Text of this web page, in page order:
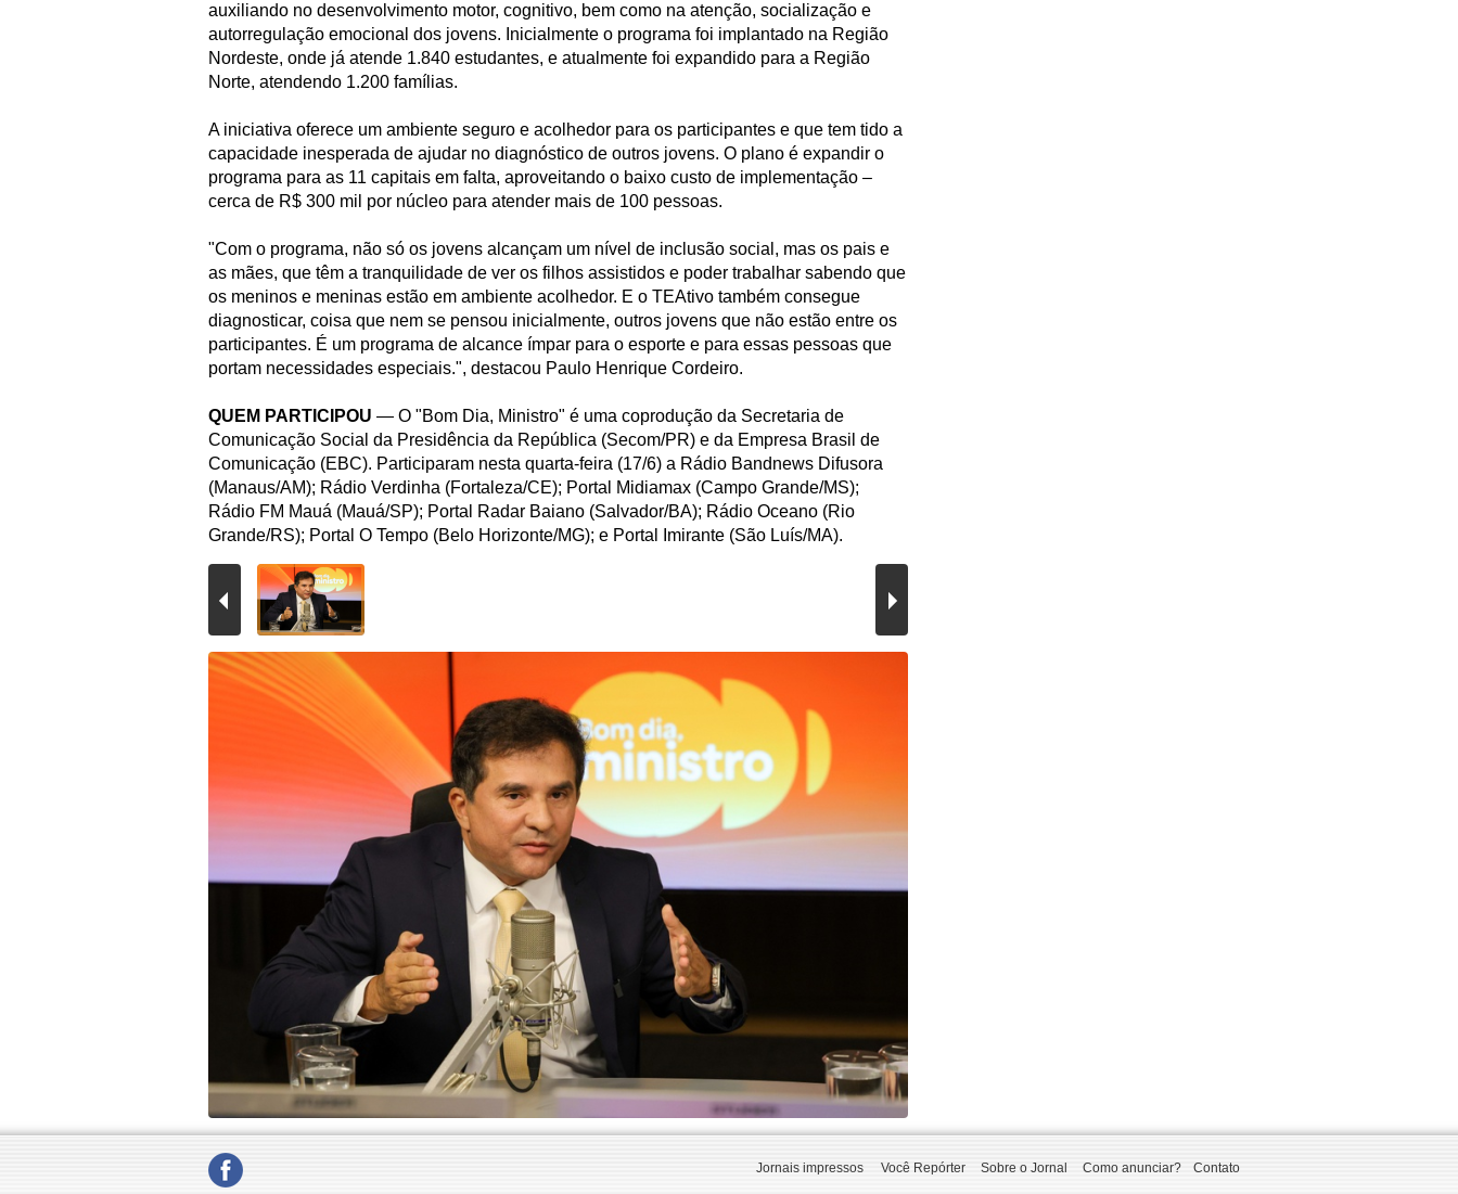
auxiliando no desenvolvimento motor, cognitivo, bem como na atenção, socialização e
autorregulação emocional dos jovens. Inicialmente o programa foi implantado na Região
Nordeste, onde já atende 1.840 estudantes, e atualmente foi expandido para a Região
Norte, atendendo 1.200 famílias.
A iniciativa oferece um ambiente seguro e acolhedor para os participantes e que tem tido a
capacidade inesperada de ajudar no diagnóstico de outros jovens. O plano é expandir o
programa para as 11 capitais em falta, aproveitando o baixo custo de implementação –
cerca de R$ 300 mil por núcleo para atender mais de 100 pessoas.
"Com o programa, não só os jovens alcançam um nível de inclusão social, mas os pais e
as mães, que têm a tranquilidade de ver os filhos assistidos e poder trabalhar sabendo que
os meninos e meninas estão em ambiente acolhedor. E o TEAtivo também consegue
diagnosticar, coisa que nem se pensou inicialmente, outros jovens que não estão entre os
participantes. É um programa de alcance ímpar para o esporte e para essas pessoas que
portam necessidades especiais.", destacou Paulo Henrique Cordeiro.
QUEM PARTICIPOU — O "Bom Dia, Ministro" é uma coprodução da Secretaria de
Comunicação Social da Presidência da República (Secom/PR) e da Empresa Brasil de
Comunicação (EBC). Participaram nesta quarta-feira (17/6) a Rádio Bandnews Difusora
(Manaus/AM); Rádio Verdinha (Fortaleza/CE); Portal Midiamax (Campo Grande/MS);
Rádio FM Mauá (Mauá/SP); Portal Radar Baiano (Salvador/BA); Rádio Oceano (Rio
Grande/RS); Portal O Tempo (Belo Horizonte/MG); e Portal Imirante (São Luís/MA).
Jornais impressos Você Repórter Sobre o Jornal Como anunciar? Contato